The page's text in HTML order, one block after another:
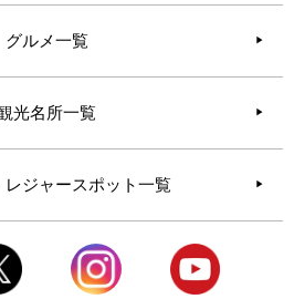
グルメ一覧
光名所一覧
レジャースポット一覧